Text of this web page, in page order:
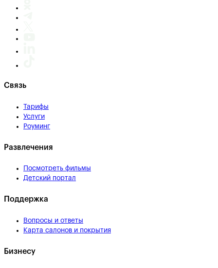
Связь
Тарифы
Услуги
Роуминг
Развлечения
Посмотреть фильмы
Детский портал
Поддержка
Вопросы и ответы
Карта салонов и покрытия
Бизнесу